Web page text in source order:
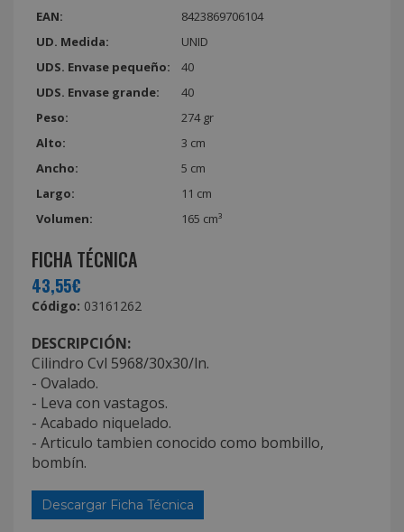
EAN:
8423869706104
UD. Medida:
UNID
UDS. Envase pequeño:
40
UDS. Envase grande:
40
Peso:
274 gr
Alto:
3 cm
Ancho:
5 cm
Largo:
11 cm
Volumen:
165 cm³
FICHA TÉCNICA
43,55€
Código: 03161262
DESCRIPCIÓN:
Cilindro Cvl 5968/30x30/ln.
- Ovalado.
- Leva con vastagos.
- Acabado niquelado.
- Articulo tambien conocido como bombillo,
bombín.
Descargar Ficha Técnica